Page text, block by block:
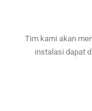
Tim kami akan
instalasi dapat